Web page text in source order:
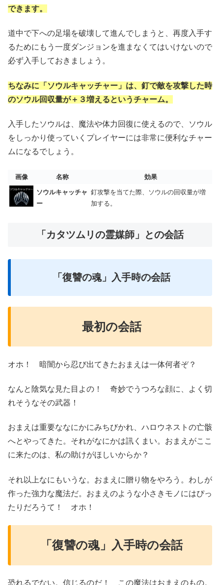
できます。
道中で下への足場を破壊して進んでしまうと、再度入手す
るためにもう一度ダンジョンを進まなくてはいけないので
必ず入手しておきましょう。
ちなみに「ソウルキャッチャー」は、釘で敵を攻撃した時
のソウル回収量が＋３増えるというチャーム。
入手したソウルは、魔法や体力回復に使えるので、ソウル
をしっかり使っていくプレイヤーには非常に便利なチャー
ムになるでしょう。
画像 名称 効果
ソウルキャッチャ
ー
釘攻撃を当てた際、ソウルの回収量が増
加する。
「カタツムリの霊媒師」との会話
「復讐の魂」入手時の会話
最初の会話
オホ！ 暗闇から忍び出てきたおまえは一体何者ぞ？
なんと陰気な見た目よの！ 奇妙でうつろな顔に、よく切
れそうなその武器！
おまえは重要ななにかにみちびかれ、ハロウネストの亡骸
へとやってきた。それがなにかは訊くまい。おまえがここ
に来たのは、私の助けがほしいからか？
それ以上なにもいうな。おまえに贈り物をやろう。わしが
作った強力な魔法だ。おまえのような小さきモノにはぴっ
たりだろうて！ オホ！
「復讐の魂」入手時の会話
恐れるでない。信じるのだ！ この魔法はおまえのもの。